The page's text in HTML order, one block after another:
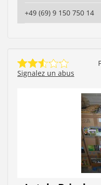
+49 (69) 9 150 750 14
Signalez un abus